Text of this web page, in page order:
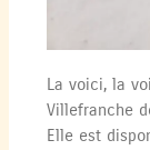
La voici, la
Villefranche
Elle est